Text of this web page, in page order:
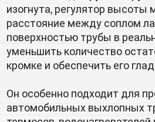
изогнута, регулятор высоты
расстояние между соплом
поверхностью трубы в
уменьшить количество
кромке и обеспечить его
Он особенно подходит для
автомобильных выхлопных